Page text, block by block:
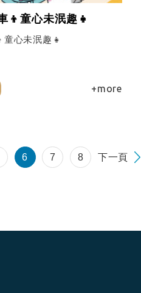
👦童心未泯趣👧
心未泯趣👧
+more
6 7 8 下一頁